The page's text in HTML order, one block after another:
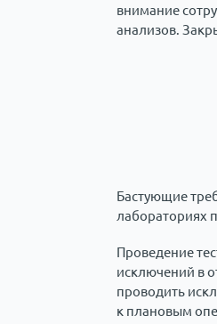
внимание
анализов.
Бастующие
лабораториях
Проведение
исключений в
проводить
к плановым